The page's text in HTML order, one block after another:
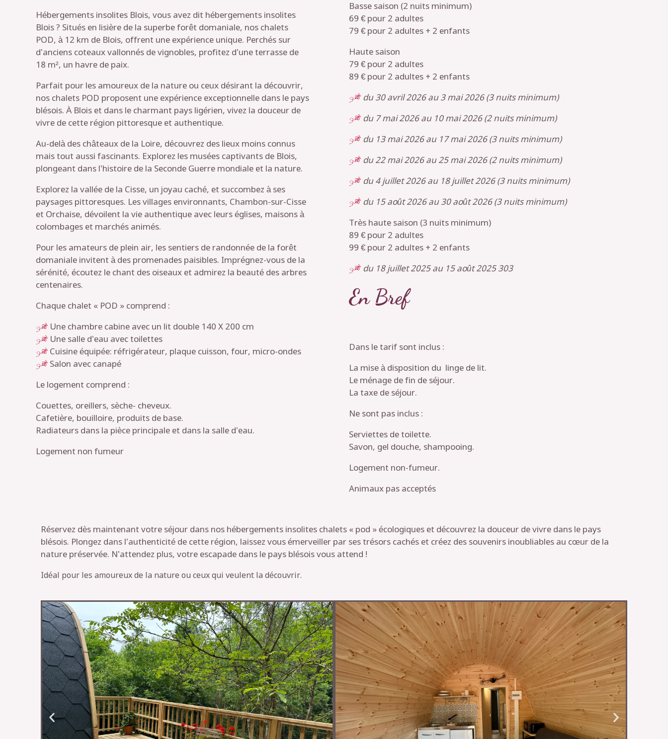
Hébergements insolites Blois, vous avez dit hébergements insolites
Blois ? Situés en lisière de la superbe forêt domaniale, nos chalets
POD, à 12 km de Blois, offrent une expérience unique. Perchés sur
d’anciens coteaux vallonnés de vignobles, profitez d’une terrasse de
18 m², un havre de paix.
Parfait pour les amoureux de la nature ou ceux désirant la découvrir,
nos chalets POD proposent une expérience exceptionnelle dans le pays
blésois. À Blois et dans le charmant pays ligérien, vivez la douceur de
vivre de cette région pittoresque et authentique.
Au-delà des châteaux de la Loire, découvrez des lieux moins connus
mais tout aussi fascinants. Explorez les musées captivants de Blois,
plongeant dans l’histoire de la Seconde Guerre mondiale et la nature.
Explorez la vallée de la Cisse, un joyau caché, et succombez à ses
paysages pittoresques. Les villages environnants, Chambon-sur-Cisse
et Orchaise, dévoilent la vie authentique avec leurs églises, maisons à
colombages et marchés animés.
Pour les amateurs de plein air, les sentiers de randonnée de la forêt
domaniale invitent à des promenades paisibles. Imprégnez-vous de la
sérénité, écoutez le chant des oiseaux et admirez la beauté des arbres
centenaires.
Chaque chalet « POD » comprend :
Une chambre cabine avec un lit double 140 X 200 cm
Une salle d’eau avec toilettes
Cuisine équipée: réfrigérateur, plaque cuisson, four, micro-ondes
Salon avec canapé
Le logement comprend :
Couettes, oreillers, sèche- cheveux.
Cafetière, bouilloire, produits de base.
Radiateurs dans la pièce principale et dans la salle d’eau.
Logement non fumeur
Basse saison (2 nuits minimum)
69 € pour 2 adultes
79 € pour 2 adultes + 2 enfants
Haute saison
79 € pour 2 adultes
89 € pour 2 adultes + 2 enfants
du 30 avril 2026 au 3 mai 2026 (3 nuits minimum)
du 7 mai 2026 au 10 mai 2026 (2 nuits minimum)
du 13 mai 2026 au 17 mai 2026 (3 nuits minimum)
du 22 mai 2026 au 25 mai 2026 (2 nuits minimum)
du 4 juillet 2026 au 18 juillet 2026 (3 nuits minimum)
du 15 août 2026 au 30 août 2026 (3 nuits minimum)
Très haute saison (3 nuits minimum)
89 € pour 2 adultes
99 € pour 2 adultes + 2 enfants
du 18 juillet 2025 au 15 août 2025 303
En Bref
Dans le tarif sont inclus :
La mise à disposition du linge de lit.
Le ménage de fin de séjour.
La taxe de séjour.
Ne sont pas inclus :
Serviettes de toilette.
Savon, gel douche, shampooing.
Logement non-fumeur.
Animaux pas acceptés
Réservez dès maintenant votre séjour dans nos hébergements insolites chalets « pod » écologiques et découvrez la douceur de vivre dans le pays
blésois. Plongez dans l’authenticité de cette région, laissez vous émerveiller par ses trésors cachés et créez des souvenirs inoubliables au cœur de la
nature préservée. N’attendez plus, votre escapade dans le pays blésois vous attend !
Idéal pour les amoureux de la nature ou ceux qui veulent la découvrir.